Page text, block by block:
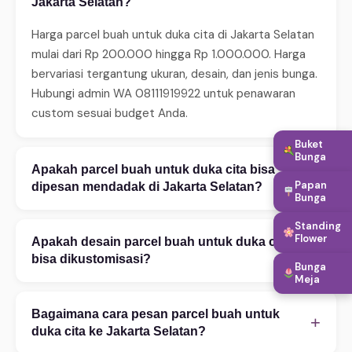
Harga parcel buah untuk duka cita di Jakarta Selatan
mulai dari Rp 200.000 hingga Rp 1.000.000. Harga
bervariasi tergantung ukuran, desain, dan jenis bunga.
Hubungi admin WA 08111919922 untuk penawaran
custom sesuai budget Anda.
Apakah parcel buah untuk duka cita bisa
dipesan mendadak di Jakarta Selatan?
+
Ya, WinnerFleur menerima pesanan mendadak 24 jam.
Untuk same-day delivery (2–4 jam), pastikan order
sebelum jam 14:00. Tersedia juga layanan express 2–
Apakah desain parcel buah untuk duka cita
bisa dikustomisasi?
Tentu! Kami melayani kustomisasi penuh — mulai
warna bunga, ukuran rangkaian, teks ucapan, hingga
penambahan aksesoris. Konsultasi desain gratis via
Bagaimana cara pesan parcel buah untuk
duka cita ke Jakarta Selatan?
+
Buket
Bunga
Papan
Bunga
Standing
Flower
Bunga
Meja